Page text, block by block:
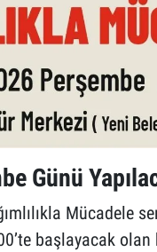
Günü
Mücadele
başlayacak